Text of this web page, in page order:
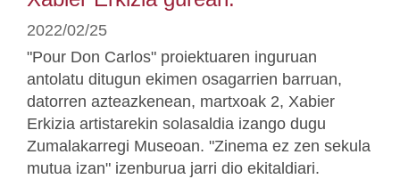
2022/02/25
"Pour Don Carlos" proiektuaren inguruan
antolatu ditugun ekimen osagarrien barruan,
datorren azteazkenean, martxoak 2, Xabier
Erkizia artistarekin solasaldia izango dugu
Zumalakarregi Museoan. "Zinema ez zen sekula
mutua izan" izenburua jarri dio ekitaldiari.